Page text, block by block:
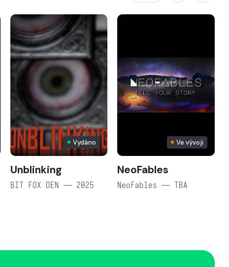
Vydáno
Unblinking
BIT FOX DEN — 2025
Ve vývoji
NeoFables
NeoFables — TBA